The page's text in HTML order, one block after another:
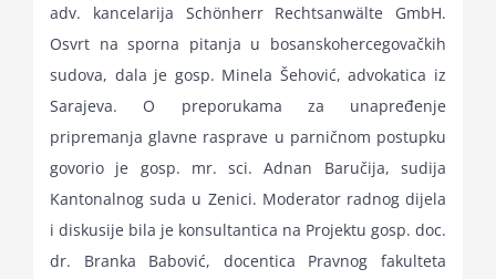
adv. kancelarija Schönherr Rechtsanwälte GmbH.
Osvrt na sporna pitanja u bosanskohercegovačkih
sudova, dala je gosp. Minela Šehović, advokatica iz
Sarajeva. O preporukama za unapređenje
pripremanja glavne rasprave u parničnom postupku
govorio je gosp. mr. sci. Adnan Baručija, sudija
Kantonalnog suda u Zenici. Moderator radnog dijela
i diskusije bila je konsultantica na Projektu gosp. doc.
dr. Branka Babović, docentica Pravnog fakulteta